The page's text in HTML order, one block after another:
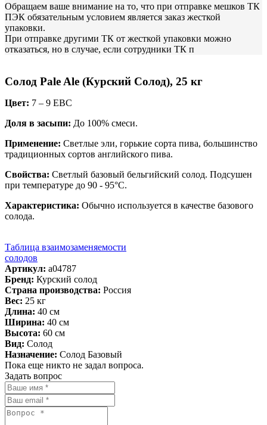
Обращаем ваше внимание на то, что при отправке мешков ТК
ПЭК обязательным условием является заказ жесткой
упаковки.
При отправке другими ТК от жесткой упаковки можно
отказаться, но в случае, если сотрудники ТК п
Солод Pale Ale (Курский Солод), 25 кг
Цвет: 7 – 9 EBC
Доля в засыпи: До 100% смеси.
Применение: Светлые эли, горькие сорта пива, большинство
традиционных сортов английского пива.
Свойства: Светлый базовый бельгийский солод. Подсушен
при температуре до 90 - 95°C.
Характеристика: Обычно используется в качестве базового
солода.
Таблица взаимозаменяемости
солодов
Артикул: a04787
Бренд: Курский солод
Страна производства: Россия
Вес: 25 кг
Длина: 40 см
Ширина: 40 см
Высота: 60 см
Вид: Солод
Назначение: Солод Базовый
Пока еще никто не задал вопроса.
Задать вопрос